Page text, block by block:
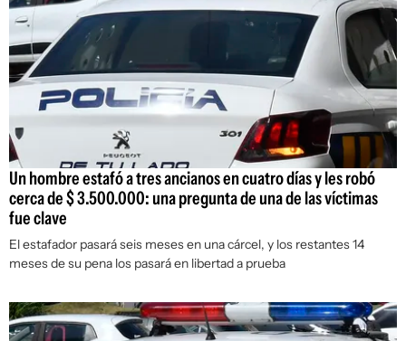
Un hombre estafó a tres ancianos en cuatro días y les robó
cerca de $ 3.500.000: una pregunta de una de las víctimas
fue clave
El estafador pasará seis meses en una cárcel, y los restantes 14
meses de su pena los pasará en libertad a prueba